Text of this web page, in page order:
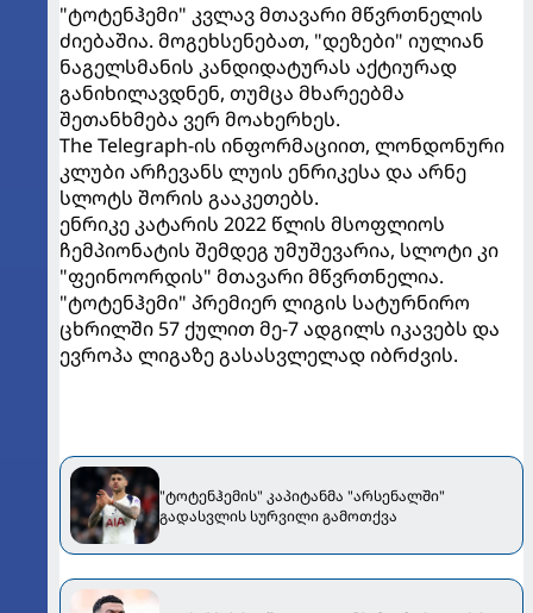
"ტოტენჰემი" კვლავ მთავარი მწვრთნელის
ძიებაშია. მოგეხსენებათ, "დეზები" იულიან
ნაგელსმანის კანდიდატურას აქტიურად
განიხილავდნენ, თუმცა მხარეებმა
შეთანხმება ვერ მოახერხეს.
The Telegraph-ის ინფორმაციით, ლონდონური
კლუბი არჩევანს ლუის ენრიკესა და არნე
სლოტს შორის გააკეთებს.
ენრიკე კატარის 2022 წლის მსოფლიოს
ჩემპიონატის შემდეგ უმუშევარია, სლოტი კი
"ფეინოორდის" მთავარი მწვრთნელია.
"ტოტენჰემი" პრემიერ ლიგის სატურნირო
ცხრილში 57 ქულით მე-7 ადგილს იკავებს და
ევროპა ლიგაზე გასასვლელად იბრძვის.
"ტოტენჰემის" კაპიტანმა "არსენალში"
გადასვლის სურვილი გამოთქვა